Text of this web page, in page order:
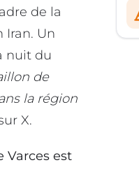
de la
Iran. Un
nuit du
de
la région
X.
Varces est